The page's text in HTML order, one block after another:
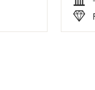
Tid
Typ